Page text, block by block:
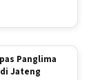
Panglima
Jateng